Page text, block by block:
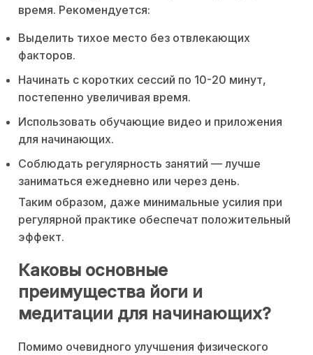
время. Рекомендуется:
Выделить тихое место без отвлекающих
факторов.
Начинать с коротких сессий по 10-20 минут,
постепенно увеличивая время.
Использовать обучающие видео и приложения
для начинающих.
Соблюдать регулярность занятий — лучше
заниматься ежедневно или через день.
Таким образом, даже минимальные усилия при
регулярной практике обеспечат положительный
эффект.
Каковы основные
преимущества йоги и
медитации для начинающих?
Помимо очевидного улучшения физического